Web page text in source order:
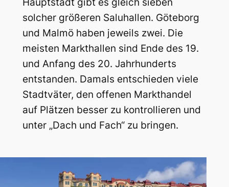
solcher größeren Saluhallen. Göteborg
und Malmö haben jeweils zwei. Die
meisten Markthallen sind Ende des 19.
und Anfang des 20. Jahrhunderts
entstanden. Damals entschieden viele
Stadtväter, den offenen Markthandel
auf Plätzen besser zu kontrollieren und
unter „Dach und Fach“ zu bringen.